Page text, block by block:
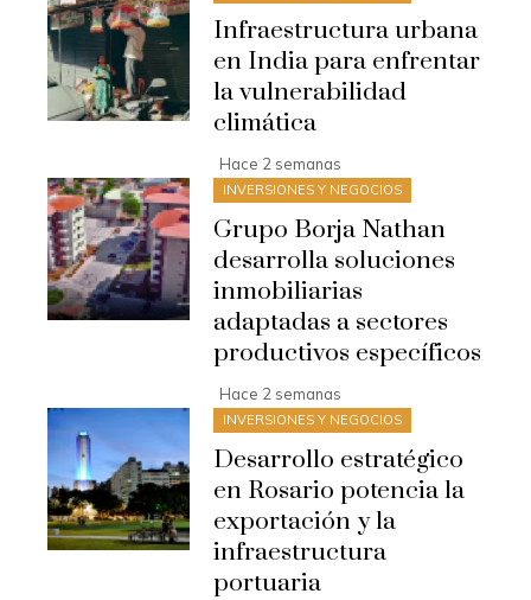
Infraestructura urbana
en India para enfrentar
la vulnerabilidad
climática
Hace 2 semanas
INVERSIONES Y NEGOCIOS
Grupo Borja Nathan
desarrolla soluciones
inmobiliarias
adaptadas a sectores
productivos específicos
Hace 2 semanas
INVERSIONES Y NEGOCIOS
Desarrollo estratégico
en Rosario potencia la
exportación y la
infraestructura
portuaria